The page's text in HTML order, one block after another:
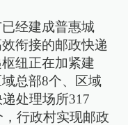
经建成普惠城
衔接的邮政快递
纽正在加紧建
总部8个、区域
处理场所317
行政村实现邮政